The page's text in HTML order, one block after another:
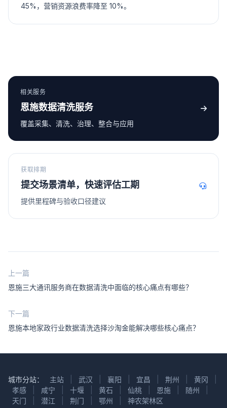
45%，营销资源浪费率降至 10%。
相关服务
恩施数据清洗服务
覆盖采集、清洗、治理、整合与应用
获取排期
提交场景清单，快速评估工期
提供里程碑与验收口径建议
上一篇
恩施三大通讯服务商在数据清洗中面临的核心痛点有哪些？
下一篇
恩施本地家政行业数据清洗选择沙淘金能解决哪些核心痛点？
城市分站： 主站 武汉 襄阳 宜昌 荆州 黄冈
孝感
咸宁 十堰 黄石 仙桃 恩施 随州
天门
潜江 荆门 鄂州 神农架林区